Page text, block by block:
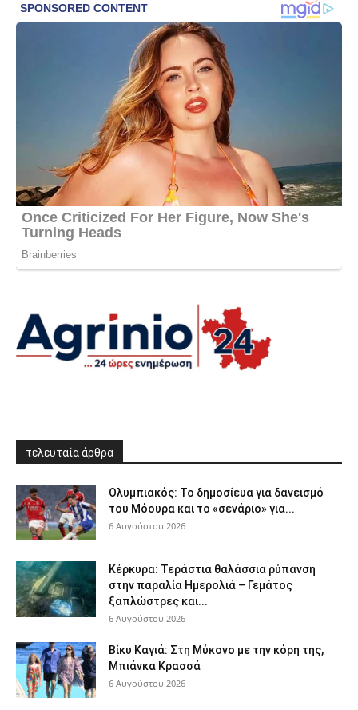
τελευταία άρθρα
Ολυμπιακός: Το δημοσίευα για δανεισμό
του Μόουρα και το «σενάριο» για...
6 Αυγούστου 2026
Κέρκυρα: Τεράστια θαλάσσια ρύπανση
στην παραλία Ημερολιά – Γεμάτος
ξαπλώστρες και...
6 Αυγούστου 2026
Βίκυ Καγιά: Στη Μύκονο με την κόρη της,
Μπιάνκα Κρασσά
6 Αυγούστου 2026